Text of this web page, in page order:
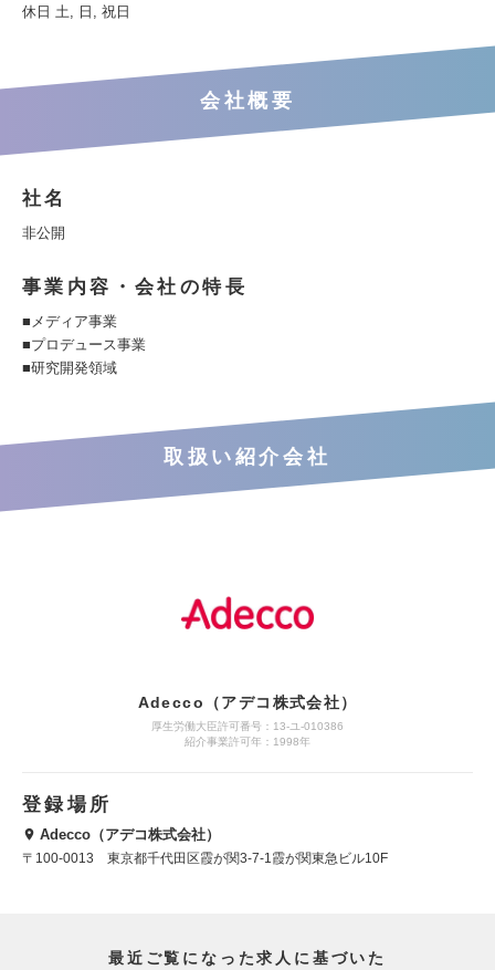
休日 土, 日, 祝日
会社概要
社名
非公開
事業内容・会社の特長
■メディア事業
■プロデュース事業
■研究開発領域
取扱い紹介会社
Adecco（アデコ株式会社）
厚生労働大臣許可番号：13-ユ-010386
紹介事業許可年：1998年
登録場所
Adecco（アデコ株式会社）
〒100-0013 東京都千代田区霞が関3-7-1霞が関東急ビル10F
最近ご覧になった求人に基づいた